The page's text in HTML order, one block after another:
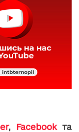
, Facebookта